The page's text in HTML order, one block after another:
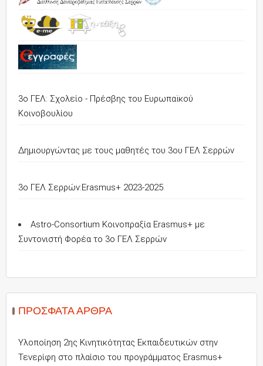
3ο ΓΕΛ: Σχολείο - Πρέσβης του Ευρωπαϊκού
Κοινοβουλίου
Δημιουργώντας με τους μαθητές του 3ου ΓΕΛ Σερρών
3o ΓΕΛ Σερρών:Erasmus+ 2023-2025
Astro-Consortium Κοινοπραξία Erasmus+ με
Συντονιστή Φορέα το 3ο ΓΕΛ Σερρών
ΠΡΌΣΦΑΤΑ ΆΡΘΡΑ
Υλοποίηση 2ης Κινητικότητας Εκπαιδευτικών στην
Τενερίφη στο πλαίσιο του προγράμματος Erasmus+